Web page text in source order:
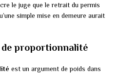
le juge que le retrait du permis
simple mise en demeure aurait
proportionnalité
est un argument de poids dans